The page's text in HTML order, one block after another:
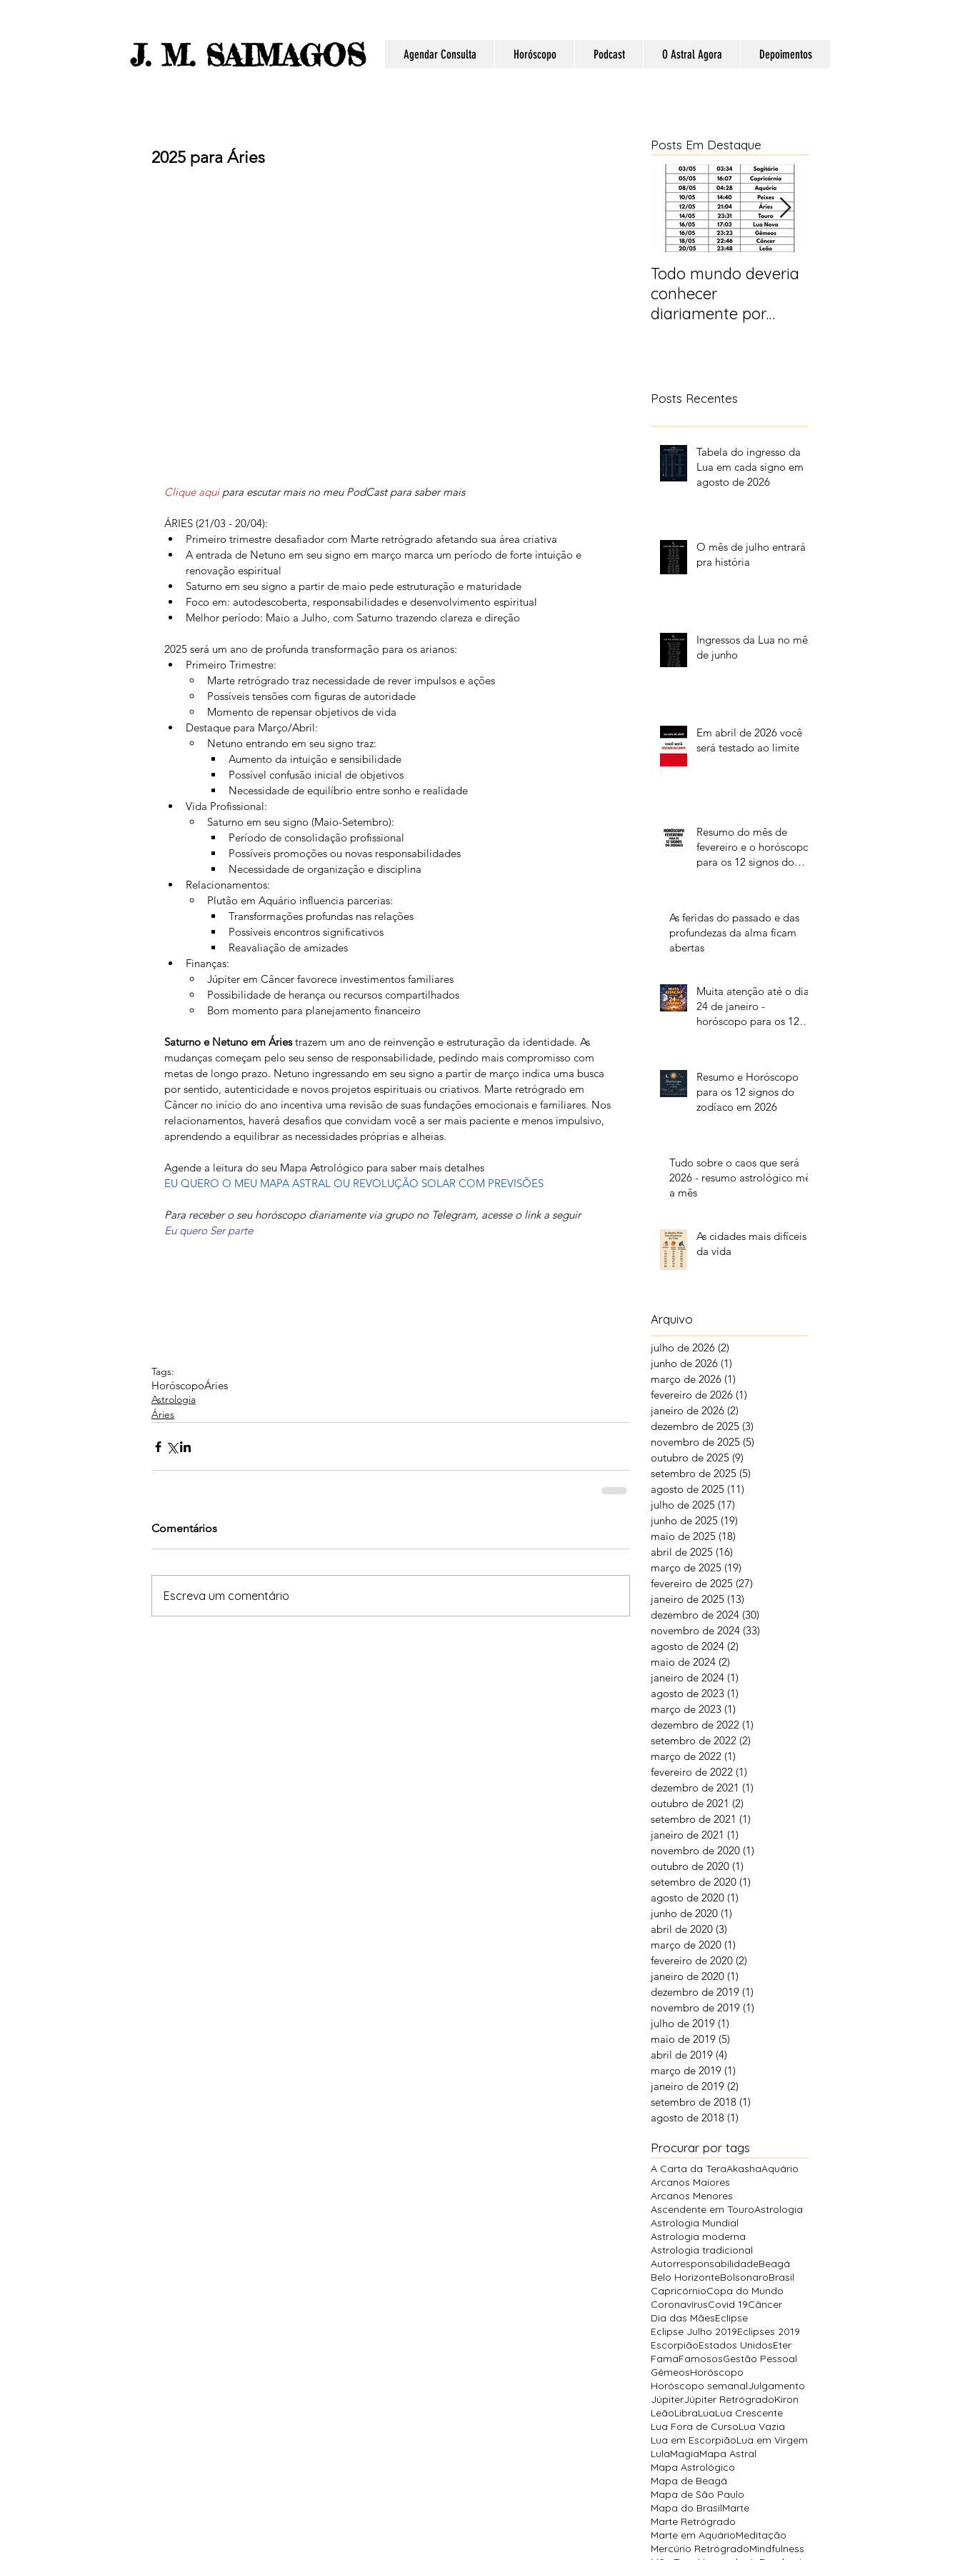
J. M. SAIMAGOS Agendar Consulta Horóscopo Podcast O Astral Agora Depoimentos
2025 para Áries
Clique aqui para escutar mais no meu PodCast para saber mais
ÁRIES (21/03 - 20/04):
Primeiro trimestre desafiador com Marte retrógrado afetando sua área criativa
A entrada de Netuno em seu signo em março marca um período de forte intuição e
renovação espiritual
Saturno em seu signo a partir de maio pede estruturação e maturidade
Foco em: autodescoberta, responsabilidades e desenvolvimento espiritual
Melhor período: Maio a Julho, com Saturno trazendo clareza e direção
2025 será um ano de profunda transformação para os arianos:
Primeiro Trimestre:
Marte retrógrado traz necessidade de rever impulsos e ações
Possíveis tensões com figuras de autoridade
Momento de repensar objetivos de vida
Destaque para Março/Abril:
Netuno entrando em seu signo traz:
Aumento da intuição e sensibilidade
Possível confusão inicial de objetivos
Necessidade de equilíbrio entre sonho e realidade
Vida Profissional:
Saturno em seu signo (Maio-Setembro):
Período de consolidação profissional
Possíveis promoções ou novas responsabilidades
Necessidade de organização e disciplina
Relacionamentos:
Plutão em Aquário influencia parcerias:
Transformações profundas nas relações
Possíveis encontros significativos
Reavaliação de amizades
Finanças:
Júpiter em Câncer favorece investimentos familiares
Possibilidade de herança ou recursos compartilhados
Bom momento para planejamento financeiro
Saturno e Netuno em Áries trazem um ano de reinvenção e estruturação da identidade. As
mudanças começam pelo seu senso de responsabilidade, pedindo mais compromisso com
metas de longo prazo. Netuno ingressando em seu signo a partir de março indica uma busca
por sentido, autenticidade e novos projetos espirituais ou criativos. Marte retrógrado em
Câncer no início do ano incentiva uma revisão de suas fundações emocionais e familiares. Nos
relacionamentos, haverá desafios que convidam você a ser mais paciente e menos impulsivo,
aprendendo a equilibrar as necessidades próprias e alheias.
Agende a leitura do seu Mapa Astrológico para saber mais detalhes
EU QUERO O MEU MAPA ASTRAL OU REVOLUÇÃO SOLAR COM PREVISÕES
Para receber o seu horóscopo diariamente via grupo no Telegram, acesse o link a seguir
Eu quero Ser parte
Tags:
HoróscopoÁries
Astrologia
Áries
Comentários
Escreva um comentário
Posts Em Destaque
Todo mundo deveria
conhecer
diariamente por
Posts Recentes
Tabela do ingresso da
Lua em cada signo em
agosto de 2026
O mês de julho entrará
pra história
Ingressos da Lua no mês
de junho
Em abril de 2026 você
será testado ao limite
Resumo do mês de
fevereiro e o horóscopo
para os 12 signos do
As feridas do passado e das
profundezas da alma ficam
abertas
Muita atenção até o dia
24 de janeiro -
horóscopo para os 12
Resumo e Horóscopo
para os 12 signos do
zodíaco em 2026
Tudo sobre o caos que será
2026 - resumo astrológico mês
a mês
As cidades mais difíceis
da vida
Arquivo
julho de 2026 (2)
junho de 2026 (1)
março de 2026 (1)
fevereiro de 2026 (1)
janeiro de 2026 (2)
dezembro de 2025 (3)
novembro de 2025 (5)
outubro de 2025 (9)
setembro de 2025 (5)
agosto de 2025 (11)
julho de 2025 (17)
junho de 2025 (19)
maio de 2025 (18)
abril de 2025 (16)
março de 2025 (19)
fevereiro de 2025 (27)
janeiro de 2025 (13)
dezembro de 2024 (30)
novembro de 2024 (33)
agosto de 2024 (2)
maio de 2024 (2)
janeiro de 2024 (1)
agosto de 2023 (1)
março de 2023 (1)
dezembro de 2022 (1)
setembro de 2022 (2)
março de 2022 (1)
fevereiro de 2022 (1)
dezembro de 2021 (1)
outubro de 2021 (2)
setembro de 2021 (1)
janeiro de 2021 (1)
novembro de 2020 (1)
outubro de 2020 (1)
setembro de 2020 (1)
agosto de 2020 (1)
junho de 2020 (1)
abril de 2020 (3)
março de 2020 (1)
fevereiro de 2020 (2)
janeiro de 2020 (1)
dezembro de 2019 (1)
novembro de 2019 (1)
julho de 2019 (1)
maio de 2019 (5)
abril de 2019 (4)
março de 2019 (1)
janeiro de 2019 (2)
setembro de 2018 (1)
agosto de 2018 (1)
Procurar por tags
A Carta da TeraAkashaAquário
Arcanos Maiores
Arcanos Menores
Ascendente em TouroAstrologia
Astrologia Mundial
Astrologia moderna
Astrologia tradicional
AutorresponsabilidadeBeagá
Belo HorizonteBolsonaroBrasil
CapricórnioCopa do Mundo
CoronavírusCovid 19Câncer
Dia das MãesEclipse
Eclipse Julho 2019Eclipses 2019
EscorpiãoEstados UnidosEter
FamaFamososGestão Pessoal
GêmeosHoróscopo
Horóscopo semanalJulgamento
JúpiterJúpiter RetrógradoKiron
LeãoLibraLuaLua Crescente
Lua Fora de CursoLua Vazia
Lua em EscorpiãoLua em Virgem
LulaMagiaMapa Astral
Mapa Astrológico
Mapa de Beagá
Mapa de São Paulo
Mapa do BrasilMarte
Marte Retrógrado
Marte em AquárioMeditação
Mercúrio RetrógradoMindfulness